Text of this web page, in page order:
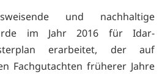
und nachhaltige
im Jahr 2016 für Idar-
erarbeitet, der auf
Fachgutachten früherer Jahre